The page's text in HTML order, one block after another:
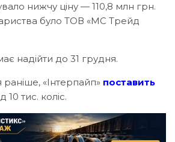
нижчу ціну — 110,8 млн грн.
було ТОВ «МС Трейд
надійти до 31 грудня.
«Інтерпайп» поставить
10 тис. коліс.